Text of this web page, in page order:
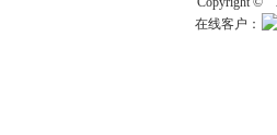
在线客户：